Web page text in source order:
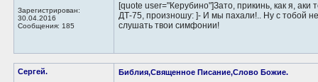
Зарегистрирован:
30.04.2016
Сообщения: 185
[quote user="Керубино"]Зато, прикинь, как я, аки
ДТ-75, произношу: ]- И мы пахали!.. Ну с тобой
слушать твои симфонии!
Сергей. Библия,Священное Писание,Слово Божие.